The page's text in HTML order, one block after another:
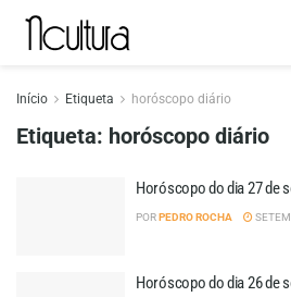
Início Etiqueta horóscopo diário
Etiqueta: horóscopo diário
Horóscopo do dia 27 de
PORPEDRO ROCHA
Horóscopo do dia 26 de